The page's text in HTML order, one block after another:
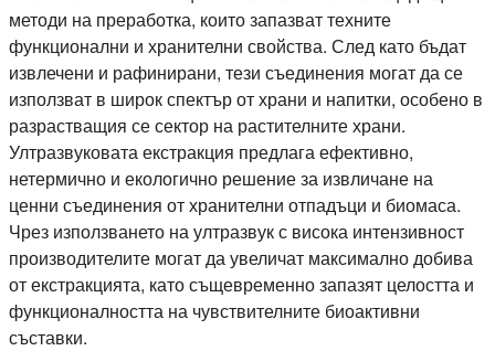
методи на преработка, които запазват техните
функционални и хранителни свойства. След като бъдат
извлечени и рафинирани, тези съединения могат да се
използват в широк спектър от храни и напитки, особено в
разрастващия се сектор на растителните храни.
Ултразвуковата екстракция предлага ефективно,
нетермично и екологично решение за извличане на
ценни съединения от хранителни отпадъци и биомаса.
Чрез използването на ултразвук с висока интензивност
производителите могат да увеличат максимално добива
от екстракцията, като същевременно запазят целостта и
функционалността на чувствителните биоактивни
съставки.